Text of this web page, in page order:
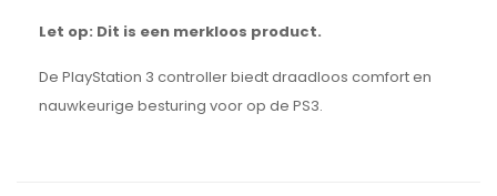
Let op: Dit is een merkloos product.
De PlayStation 3 controller biedt draadloos comfort en
nauwkeurige besturing voor op de PS3.